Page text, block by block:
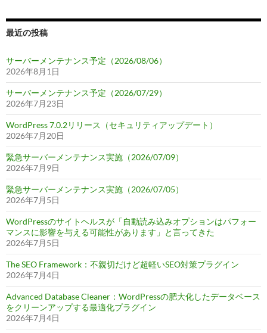
最近の投稿
サーバーメンテナンス予定（2026/08/06）
2026年8月1日
サーバーメンテナンス予定（2026/07/29）
2026年7月23日
WordPress 7.0.2リリース（セキュリティアップデート）
2026年7月20日
緊急サーバーメンテナンス実施（2026/07/09）
2026年7月9日
緊急サーバーメンテナンス実施（2026/07/05）
2026年7月5日
WordPressのサイトヘルスが「自動読み込みオプションはパフォー
マンスに影響を与える可能性があります」と言ってきた
2026年7月5日
The SEO Framework：不親切だけど超軽いSEO対策プラグイン
2026年7月4日
Advanced Database Cleaner：WordPressの肥大化したデータベース
をクリーンアップする最適化プラグイン
2026年7月4日